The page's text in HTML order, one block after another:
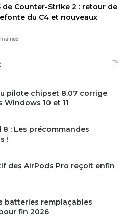
de Counter-Strike 2 : retour de
du C4 et nouveaux
pilote chipset 8.07 corrige
10 et 11
8 : Les précommandes
!
des AirPods Pro reçoit enfin
batteries remplaçables
fin 2026